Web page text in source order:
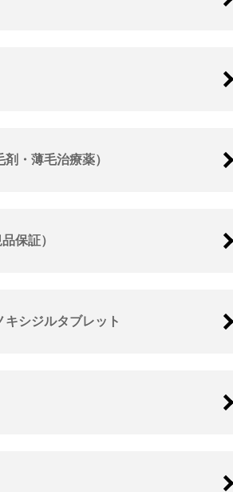
・薄毛治療薬）
保証）
キシジルタブレット